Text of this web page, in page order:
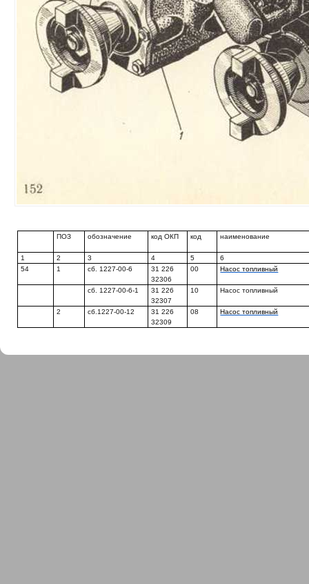
ПОЗ обозначение код ОКП код наименование
1 2 3 4 5
6
54
1 сб. 1227-00-6
31 226
32306
00 Насос топливный
сб. 1227-00-6-1
31 226
32307
10 Насос топливный
2 сб.1227-00-12
31 226
32309
08 Насос топливный